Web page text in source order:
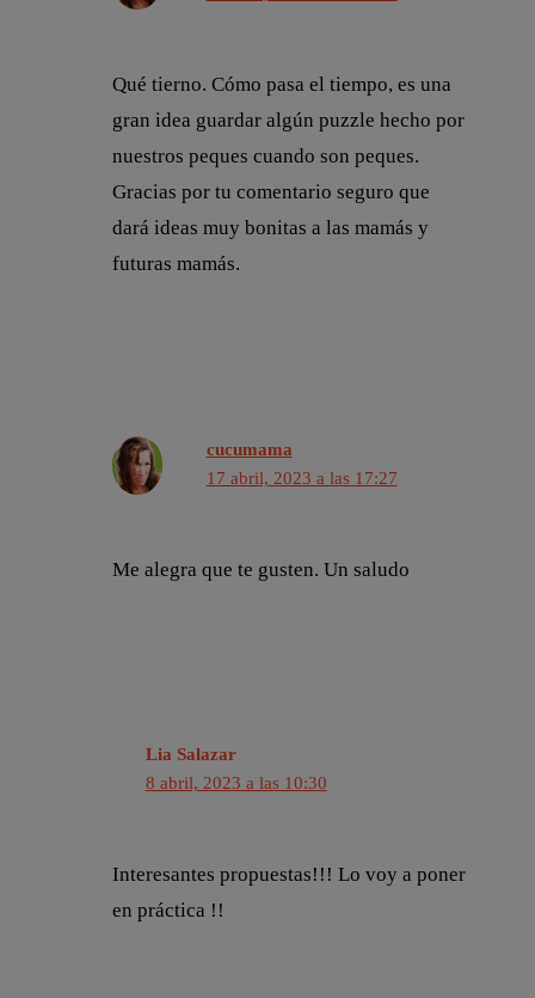
Qué tierno. Cómo pasa el tiempo, es una
gran idea guardar algún puzzle hecho por
nuestros peques cuando son peques.
Gracias por tu comentario seguro que
dará ideas muy bonitas a las mamás y
futuras mamás.
cucumama
17 abril, 2023 a las 17:27
Me alegra que te gusten. Un saludo
Lia Salazar
8 abril, 2023 a las 10:30
Interesantes propuestas!!! Lo voy a poner
en práctica !!